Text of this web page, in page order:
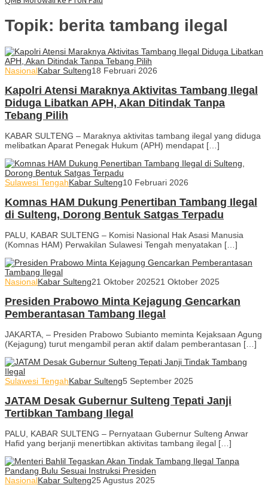
Topik: berita tambang ilegal
NasionalKabar Sulteng18 Februari 2026
Kapolri Atensi Maraknya Aktivitas Tambang Ilegal
Diduga Libatkan APH, Akan Ditindak Tanpa
Tebang Pilih
KABAR SULTENG – Maraknya aktivitas tambang ilegal yang diduga
melibatkan Aparat Penegak Hukum (APH) mendapat […]
Sulawesi TengahKabar Sulteng10 Februari 2026
Komnas HAM Dukung Penertiban Tambang Ilegal
di Sulteng, Dorong Bentuk Satgas Terpadu
PALU, KABAR SULTENG – Komisi Nasional Hak Asasi Manusia
(Komnas HAM) Perwakilan Sulawesi Tengah menyatakan […]
NasionalKabar Sulteng21 Oktober 202521 Oktober 2025
Presiden Prabowo Minta Kejagung Gencarkan
Pemberantasan Tambang Ilegal
JAKARTA, – Presiden Prabowo Subianto meminta Kejaksaan Agung
(Kejagung) turut mengambil peran aktif dalam pemberantasan […]
Sulawesi TengahKabar Sulteng5 September 2025
JATAM Desak Gubernur Sulteng Tepati Janji
Tertibkan Tambang Ilegal
PALU, KABAR SULTENG – Pernyataan Gubernur Sulteng Anwar
Hafid yang berjanji menertibkan aktivitas tambang ilegal […]
NasionalKabar Sulteng25 Agustus 2025